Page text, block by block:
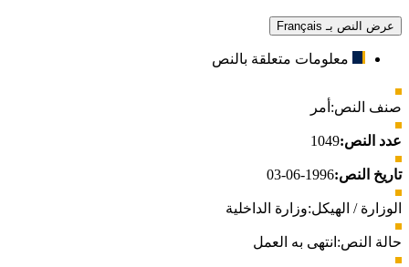
عرض النص بـ Français
معلومات متعلقة بالنص
صنف النص: أمر
عدد النص:1049
تاريخ النص:1996-06-03
الوزارة / الهيكل:وزارة الداخلية
حالة النص: انتهى به العمل